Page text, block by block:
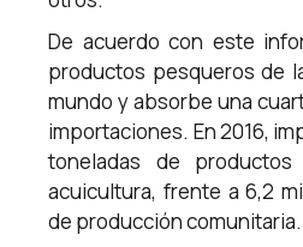
De acuerdo con este
productos pesqueros de
mundo y absorbe una
importaciones. En 2016,
toneladas de
acuicultura, frente a 6,2
de producción comunitaria.